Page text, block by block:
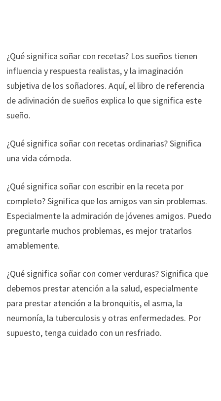
¿Qué significa soñar con recetas? Los sueños tienen
influencia y respuesta realistas, y la imaginación
subjetiva de los soñadores. Aquí, el libro de referencia
de adivinación de sueños explica lo que significa este
sueño.
¿Qué significa soñar con recetas ordinarias? Significa
una vida cómoda.
¿Qué significa soñar con escribir en la receta por
completo? Significa que los amigos van sin problemas.
Especialmente la admiración de jóvenes amigos. Puedo
preguntarle muchos problemas, es mejor tratarlos
amablemente.
¿Qué significa soñar con comer verduras? Significa que
debemos prestar atención a la salud, especialmente
para prestar atención a la bronquitis, el asma, la
neumonía, la tuberculosis y otras enfermedades. Por
supuesto, tenga cuidado con un resfriado.